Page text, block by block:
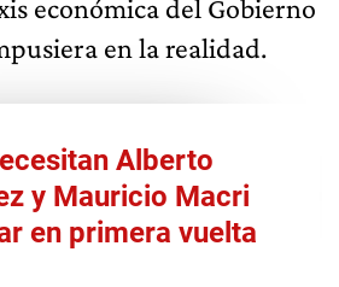
económica del Gobierno
en la realidad.
Alberto
y Mauricio Macri
en primera vuelta